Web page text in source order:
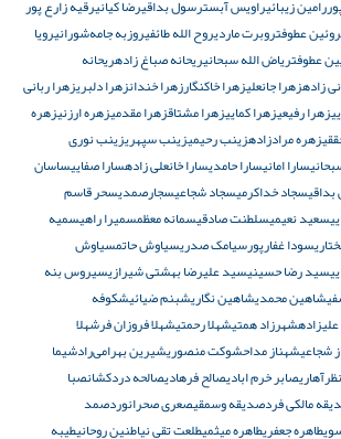
رامین زیبائیراویس آبسترسول بداقیرضا کیانیرقیه زارع پور
روئین عطوفتروبرت ماردیروح الله طائفیروزبه جامه‌شورانیرویا
عطوفتریاض الله سبحانیریحانه صباغ زادهریحانه
زادهزهرا جانعلیزهرا خاکنگارزهرا خندانزهرا دلبریزهرا ربانی
زهرا رفیعیزهرا کماییزهرا مشتاقزهرا مقدمیزهره ارزنیزهره
زهره مرادزادهزینب رحیمیزینب سپهریزینب نوری
سارا امانیسارا حامدیسارا خانعلی زادهسارا صفاییساسان
سجاد خداکرمیسجاد شجاعیسجارصمدیسحر قاسم
سعید نعیمیسلطنت صادقیسمانه معظمسمیرا راهیسمیه
سودا غفار‌پورسیامک صدریسیاوش حاتمسیاوش
سید رضا حسینیسید علیرضا بهشتی شیرازیسیروس بنه
شاهین محمدیشاهین نگاریشبنم ضیائیشکوفه
شهرزاد همتیشهلا رحمتیشهلا فروزان فرشهلا
شجاعیشهناز مداحشوکت منصوریشیرین بهرامی‌رادشیما
صابر خرم ابادیصالح فرهادیصالحه دردکشانصبا
مالکی فردصدیقه وسمقیصعری صحرانوردصمد
طاهره جعفریطاهره میثمیطلعت تقی نیاطنین روحانیطیبه